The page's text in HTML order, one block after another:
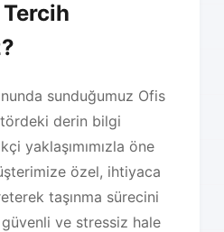
sunduğumuz Ofis
derin bilgi
yaklaşımımızla öne
özel, ihtiyaca
taşınma sürecini
ve stressiz hale